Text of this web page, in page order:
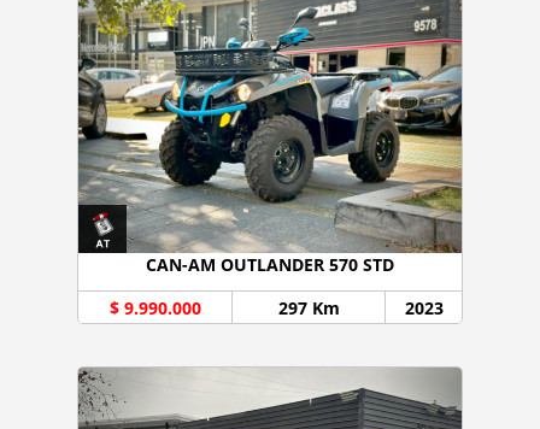
CAN-AM OUTLANDER 570 STD
$ 9.990.000
297 Km 2023